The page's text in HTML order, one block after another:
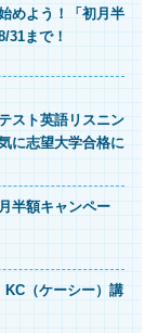
めよう！「初月半
31まで！
スト英語リスニン
に志望大学合格に
半額キャンペー
KC（ケーシー）講